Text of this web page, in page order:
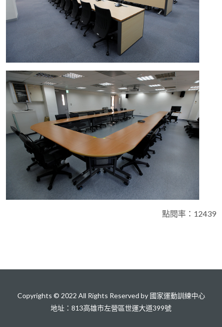
點閱率：12439
Copyrights © 2022 All Rights Reserved by 國家運動訓練中心
地址：813高雄市左營區世運大道399號